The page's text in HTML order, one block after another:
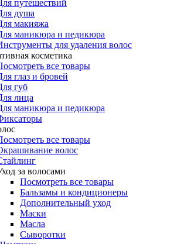
путешествий
душа
макияжа
маникюра и педикюра
для удаления волос
косметика
все товары
глаз и бровей
губ
лица
маникюра и педикюра
все товары
волос
за волосами
Посмотреть все товары
Бальзамы и кондиционеры
Дополнительный уход
Маски
Масла
Сыворотки